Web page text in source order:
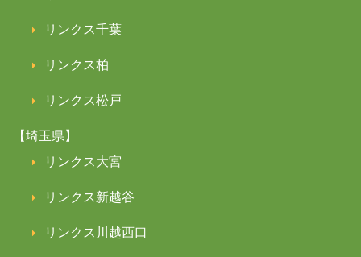
リンクス千葉
リンクス柏
リンクス松戸
【埼玉県】
リンクス大宮
リンクス新越谷
リンクス川越西口